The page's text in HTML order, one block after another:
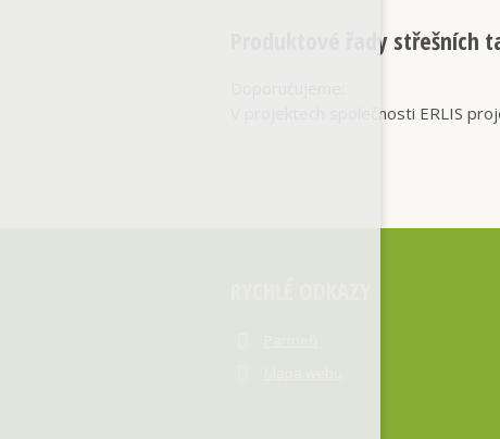
Produktové řady střešních
V projektech společnosti ERLIS